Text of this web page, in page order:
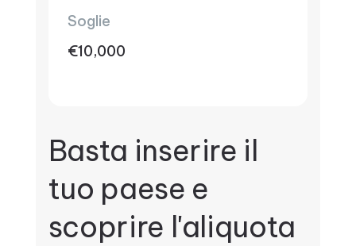
Soglie
€10,000
Basta inserire il
tuo paese e
scoprire l'aliquota